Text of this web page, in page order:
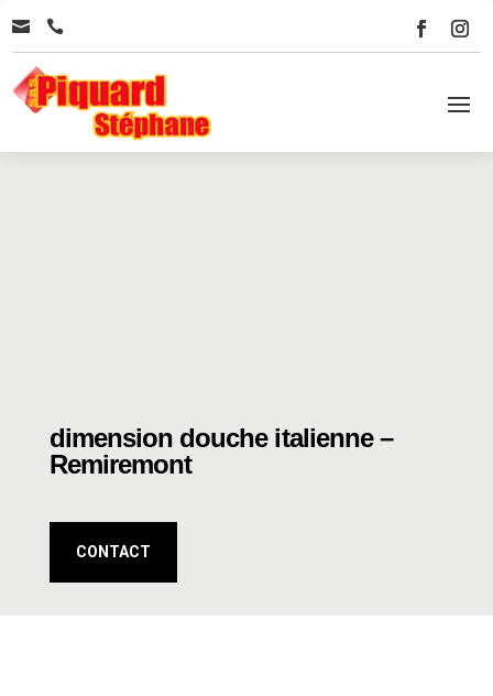
 
dimension douche italienne –
Remiremont
CONTACT